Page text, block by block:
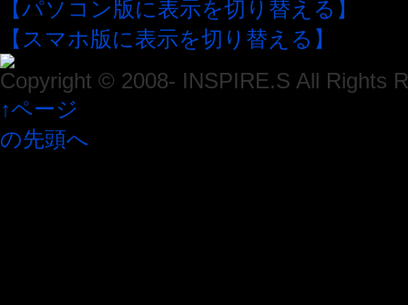
【パソコン版に表示を切り替える】
【スマホ版に表示を切り替える】
Copyright © 2008- INSPIRE.S All Rights
↑ページ
の先頭へ